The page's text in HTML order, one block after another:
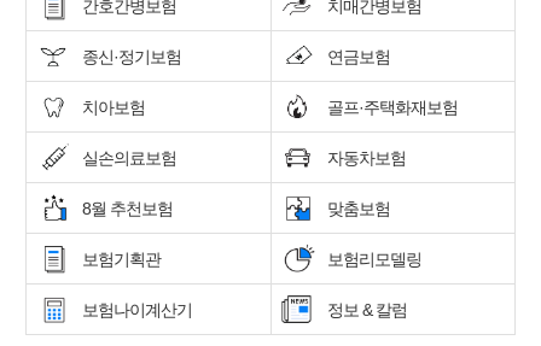
간호간병보험 치매간병보험
종신·정기보험 연금보험
치아보험 골프·주택화재보험
실손의료보험 자동차보험
8월 추천보험 맞춤보험
보험기획관 보험리모델링
보험나이계산기 정보 & 칼럼